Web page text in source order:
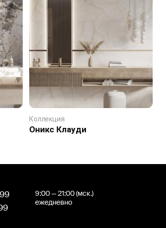
Коллекция
Оникс Клауди
9:00 — 21:00 (мск.)
ежедневно